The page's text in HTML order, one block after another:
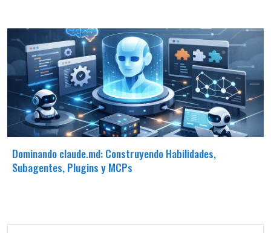
Dominando claude.md: Construyendo Habilidades,
Subagentes, Plugins y MCPs